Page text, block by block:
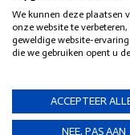
SOCIAL
We kunnen deze plaatsen
onze website te
geweldige website-
die we gebruiken opent u
ACCEPTEER
NEE, PAS AAN